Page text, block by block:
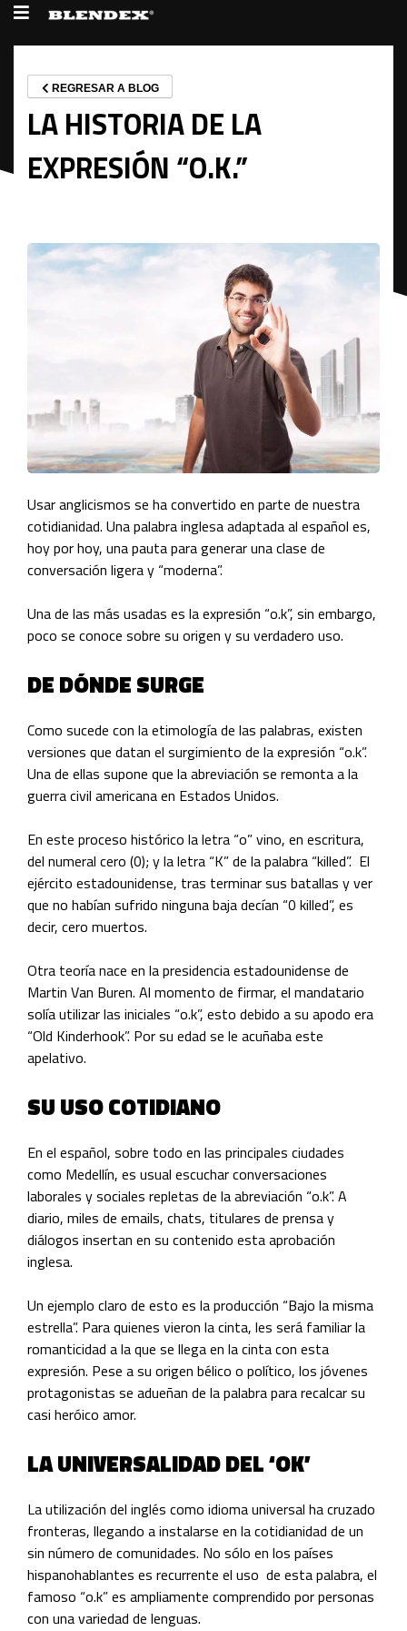
REGRESAR A BLOG
LA HISTORIA DE LA
EXPRESIÓN “O.K.”
Usar anglicismos se ha convertido en parte de nuestra
cotidianidad. Una palabra inglesa adaptada al español es,
hoy por hoy, una pauta para generar una clase de
conversación ligera y “moderna”.
Una de las más usadas es la expresión “o.k”, sin embargo,
poco se conoce sobre su origen y su verdadero uso.
DE DÓNDE SURGE
Como sucede con la etimología de las palabras, existen
versiones que datan el surgimiento de la expresión “o.k”.
Una de ellas supone que la abreviación se remonta a la
guerra civil americana en Estados Unidos.
En este proceso histórico la letra “o” vino, en escritura,
del numeral cero (0); y la letra “K” de la palabra “killed”. El
ejército estadounidense, tras terminar sus batallas y ver
que no habían sufrido ninguna baja decían “0 killed”, es
decir, cero muertos.
Otra teoría nace en la presidencia estadounidense de
Martin Van Buren. Al momento de firmar, el mandatario
solía utilizar las iniciales “o.k”, esto debido a su apodo era
“Old Kinderhook”. Por su edad se le acuñaba este
apelativo.
SU USO COTIDIANO
En el español, sobre todo en las principales ciudades
como Medellín, es usual escuchar conversaciones
laborales y sociales repletas de la abreviación “o.k”. A
diario, miles de emails, chats, titulares de prensa y
diálogos insertan en su contenido esta aprobación
inglesa.
Un ejemplo claro de esto es la producción “Bajo la misma
estrella”. Para quienes vieron la cinta, les será familiar la
romanticidad a la que se llega en la cinta con esta
expresión. Pese a su origen bélico o político, los jóvenes
protagonistas se adueñan de la palabra para recalcar su
casi heróico amor.
LA UNIVERSALIDAD DEL ‘OK’
La utilización del inglés como idioma universal ha cruzado
fronteras, llegando a instalarse en la cotidianidad de un
sin número de comunidades. No sólo en los países
hispanohablantes es recurrente el uso de esta palabra, el
famoso “o.k” es ampliamente comprendido por personas
con una variedad de lenguas.